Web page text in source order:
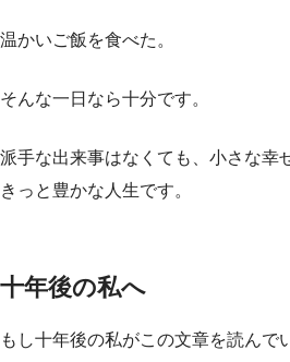
温かいご飯を食べた。
そんな一日なら十分です。
派手な出来事はなくても、小さな幸
きっと豊かな人生です。
十年後の私へ
もし十年後の私がこの文章を読んで